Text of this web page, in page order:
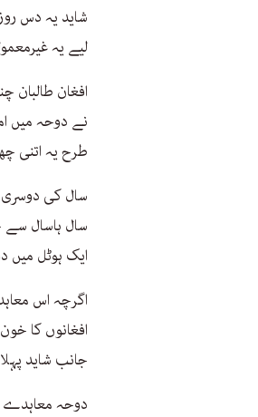
شاید یہ دس
لیے یہ
افغان طالبان
نے دوحہ میں
طرح یہ اتنی
سال کی دوسری
ایک ہوٹل میں
اگرچہ اس
افغانوں کا
جانب شاید
دوحہ معاہدے